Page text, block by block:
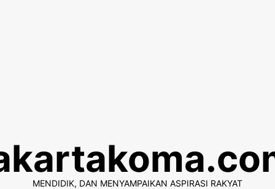
content
MENDIDIK, DAN MENYAMPAIKAN ASPIRASI RAKYAT